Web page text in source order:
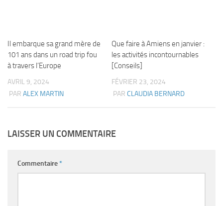
Il embarque sa grand mère de
101 ans dans un road trip fou
à travers l’Europe
AVRIL 9, 2024
PAR ALEX MARTIN
Que faire à Amiens en janvier :
les activités incontournables
[Conseils]
FÉVRIER 23, 2024
PAR CLAUDIA BERNARD
LAISSER UN COMMENTAIRE
Commentaire*